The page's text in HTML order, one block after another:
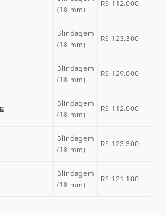
(18 mm)
R$ 112.000
Blindagem
(18 mm)
R$ 123.300
Blindagem
(18 mm)
R$ 129.000
Blindagem
(18 mm)
R$ 112.000
Blindagem
(18 mm)
R$ 123.300
Blindagem
(18 mm)
R$ 121.100